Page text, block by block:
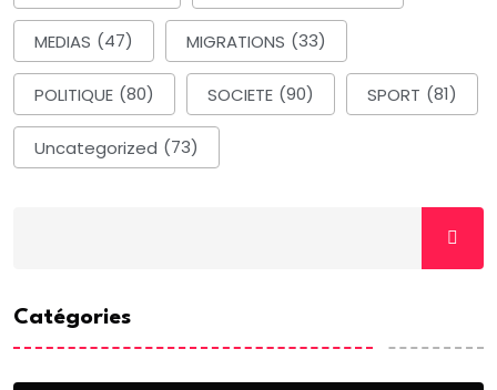
MEDIAS (47) MIGRATIONS (33)
POLITIQUE (80) SOCIETE (90) SPORT (81)
Uncategorized (73)
Catégories